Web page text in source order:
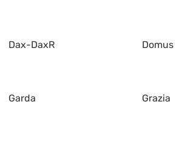
Dax-DaxR Domus
Garda Grazia